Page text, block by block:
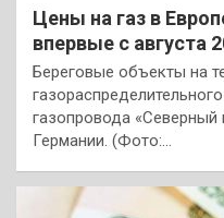
Цены на газ в
впервые с августа
Береговые объекты на
газопровода
Германии. (Фото:…